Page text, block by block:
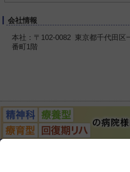
会社情報
本社：〒102-0082 東京都千代田区
番町1階